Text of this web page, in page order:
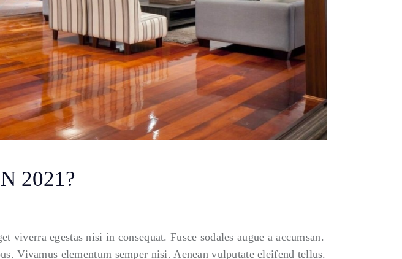
2021?
egestas nisi in consequat. Fusce sodales augue a accumsan.
Vivamus elementum semper nisi. Aenean vulputate eleifend tellus.